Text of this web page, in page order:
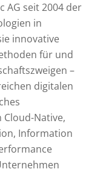
AG seit 2004 der
in
innovative
für und
–
digitalen
Native,
Information